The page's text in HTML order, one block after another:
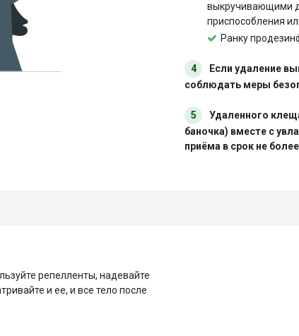
выкручивающими
приспособления
Ранку
4
Если удаление
соблюдать меры
5
Удаленного
баночка) вместе с
приёма в срок не
репелленты, надевайте
и ее, и все тело после